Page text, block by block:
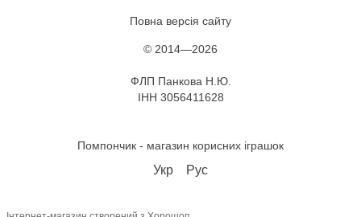
Повна версія сайту
© 2014—2026
ФЛП Панкова Н.Ю.
ІНН 3056411628
Помпончик - магазин корисних іграшок
Укр Рус